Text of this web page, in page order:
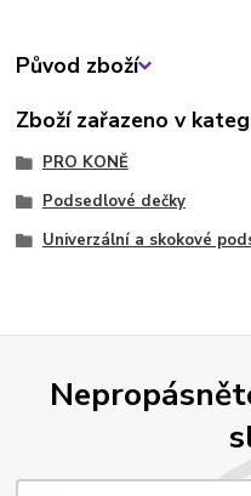
Původ zboží
Zboží zařazeno v
PRO KONĚ
Podsedlové dečky
Univerzální a skokové